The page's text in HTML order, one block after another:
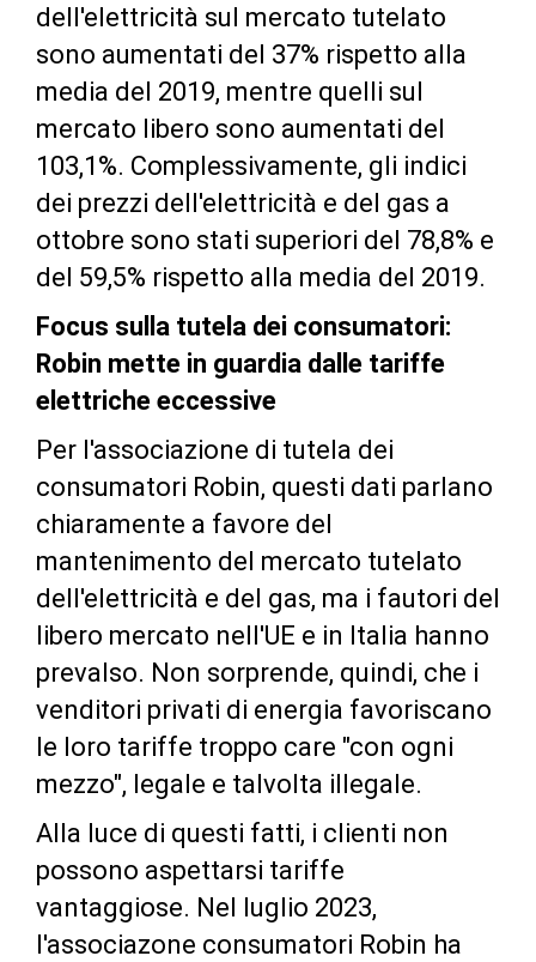
dell'elettricità sul mercato tutelato
sono aumentati del 37% rispetto alla
media del 2019, mentre quelli sul
mercato libero sono aumentati del
103,1%. Complessivamente, gli indici
dei prezzi dell'elettricità e del gas a
ottobre sono stati superiori del 78,8% e
del 59,5% rispetto alla media del 2019.
Focus sulla tutela dei consumatori:
Robin mette in guardia dalle tariffe
elettriche eccessive
Per l'associazione di tutela dei
consumatori Robin, questi dati parlano
chiaramente a favore del
mantenimento del mercato tutelato
dell'elettricità e del gas, ma i fautori del
libero mercato nell'UE e in Italia hanno
prevalso. Non sorprende, quindi, che i
venditori privati di energia favoriscano
le loro tariffe troppo care "con ogni
mezzo", legale e talvolta illegale.
Alla luce di questi fatti, i clienti non
possono aspettarsi tariffe
vantaggiose. Nel luglio 2023,
l'associazone consumatori Robin ha